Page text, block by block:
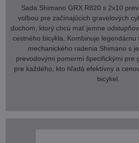
Sada Shimano GRX R820 s 2x10
voľbou pre začínajúcich gravelových
duchom, ktorý chcú mať jemne
cestného bicykla. Kombinuje legendárnu
mechanického radenia Shimano s
prevodovými pomermi špecifickými pre
pre každého, kto hľadá efektívny a
bicykel.